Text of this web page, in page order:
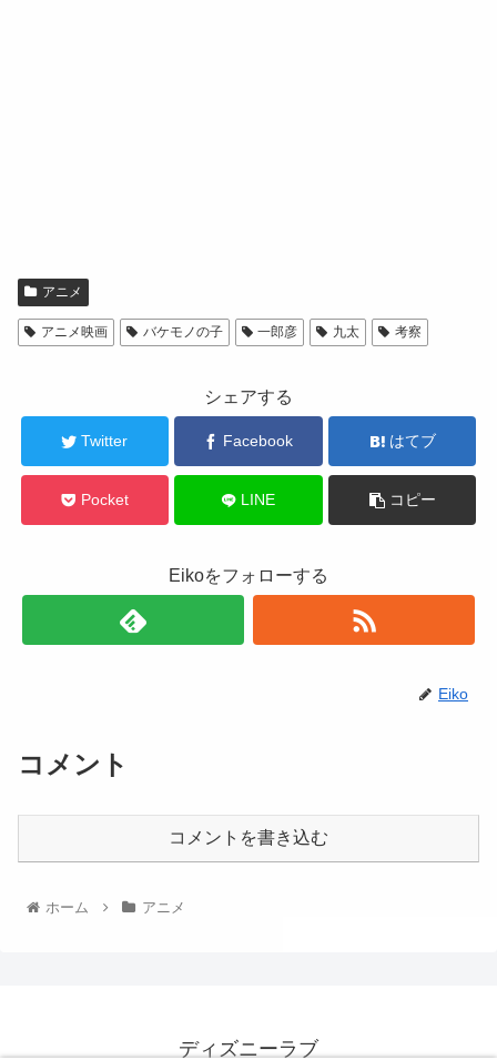
アニメ
アニメ映画 バケモノの子 一郎彦 九太 考察
シェアする
Twitter Facebook はてブ
Pocket LINE コピー
Eikoをフォローする
Eiko
コメント
コメントを書き込む
ホーム アニメ
ディズニーラブ